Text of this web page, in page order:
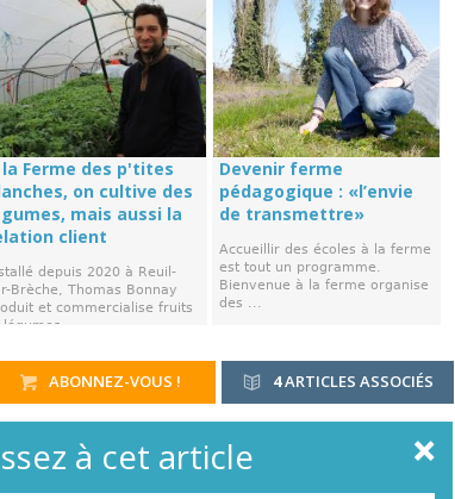
la Ferme des p'tites
on cultive des
mais aussi la
client
depuis 2020 à Reuil-
Brèche, Thomas Bonnay
et commercialise fruits
légumes ...
Devenir ferme
pédagogique : «l’envie
de transmettre»
Accueillir des écoles à la ferme
est tout un programme.
Bienvenue à la ferme organise
des ...
4ARTICLES ASSOCIÉS
ABONNEZ-VOUS !
à cet article